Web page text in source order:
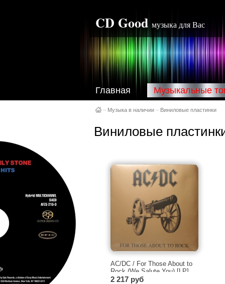
CD Good музыка для Вас
Главная Музыкальные
– Музыка в наличии – Виниловые пластинки
Виниловые
AC/DC / For Those About to
Rock (We Salute You) [LP]
2 217 руб